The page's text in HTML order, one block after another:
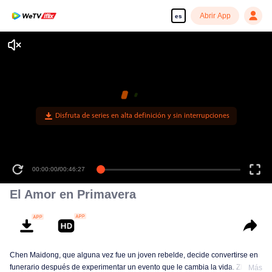
es Abrir App
Disfruta de series en alta definición y sin interrupciones
00:00:00/00:46:27
El Amor en Primavera
Chen Maidong, que alguna vez fue un joven rebelde, decide convertirse en
funerario después de experimentar un evento que le cambia la vida. Zhuang
Más